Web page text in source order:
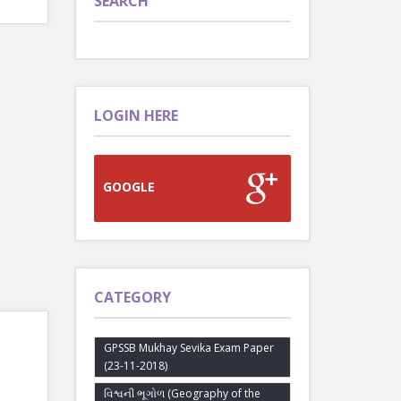
LOGIN HERE
GOOGLE
CATEGORY
GPSSB Mukhay Sevika Exam Paper
(23-11-2018)
વિશ્વની ભૂગોળ (Geography of the